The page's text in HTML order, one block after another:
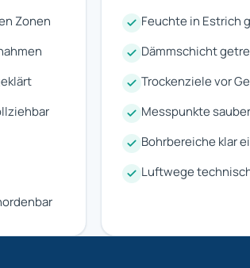
Zonen
Feuchte in Estrich
Dämmschicht
Trockenziele vor
Messpunkte
Bohrbereiche klar
Luftwege